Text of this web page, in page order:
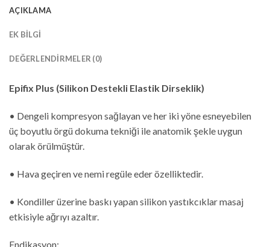
AÇIKLAMA
EK BILGI
DEĞERLENDIRMELER (0)
Epifix Plus (Silikon Destekli Elastik Dirseklik)
• Dengeli kompresyon sağlayan ve her iki yöne esneyebilen
üç boyutlu örgü dokuma tekniği ile anatomik şekle uygun
olarak örülmüştür.
• Hava geçiren ve nemi regüle eder özelliktedir.
• Kondiller üzerine baskı yapan silikon yastıkcıklar masaj
etkisiyle ağrıyı azaltır.
Endikasyon: